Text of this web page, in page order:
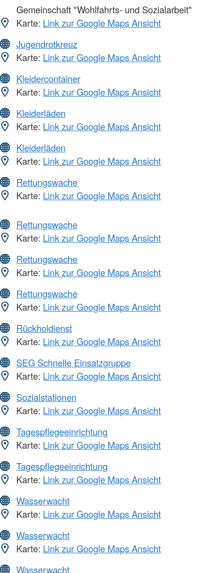
Gemeinschaft "Wohlfahrts- und Sozialarbeit"
Karte: Link zur Google Maps Ansicht
Jugendrotkreuz
Karte: Link zur Google Maps Ansicht
Kleidercontainer
Karte: Link zur Google Maps Ansicht
Kleiderläden
Karte: Link zur Google Maps Ansicht
Kleiderläden
Karte: Link zur Google Maps Ansicht
Rettungswache
Karte: Link zur Google Maps Ansicht
Rettungswache
Karte: Link zur Google Maps Ansicht
Rettungswache
Karte: Link zur Google Maps Ansicht
Rettungswache
Karte: Link zur Google Maps Ansicht
Rückholdienst
Karte: Link zur Google Maps Ansicht
SEG Schnelle Einsatzgruppe
Karte: Link zur Google Maps Ansicht
Sozialstationen
Karte: Link zur Google Maps Ansicht
Tagespflegeeinrichtung
Karte: Link zur Google Maps Ansicht
Tagespflegeeinrichtung
Karte: Link zur Google Maps Ansicht
Wasserwacht
Karte: Link zur Google Maps Ansicht
Wasserwacht
Karte: Link zur Google Maps Ansicht
Wasserwacht